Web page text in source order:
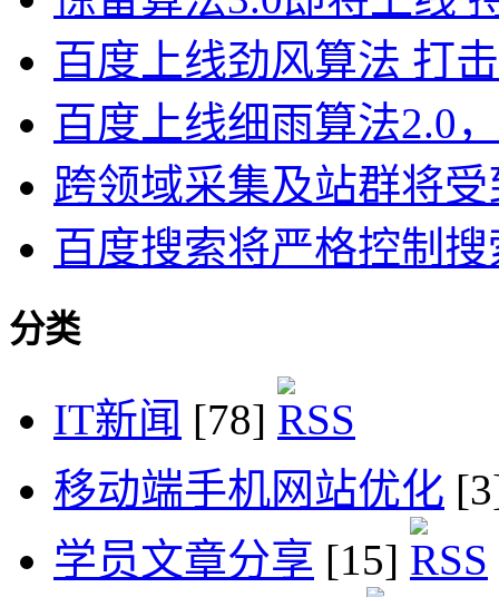
百度上线劲风算法 打
百度上线细雨算法2.0
跨领域采集及站群将
百度搜索将严格控制
分类
IT新闻 [78]
移动端手机网站优化
学员文章分享 [15]